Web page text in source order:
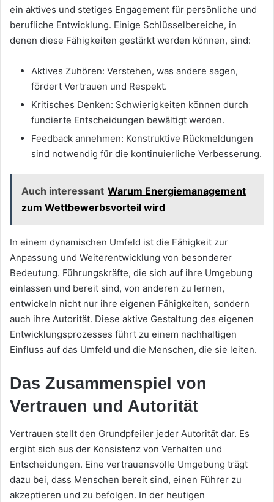
ein aktives und stetiges Engagement für persönliche und
berufliche Entwicklung. Einige Schlüsselbereiche, in
denen diese Fähigkeiten gestärkt werden können, sind:
Aktives Zuhören: Verstehen, was andere sagen,
fördert Vertrauen und Respekt.
Kritisches Denken: Schwierigkeiten können durch
fundierte Entscheidungen bewältigt werden.
Feedback annehmen: Konstruktive Rückmeldungen
sind notwendig für die kontinuierliche Verbesserung.
Auch interessant Warum Energiemanagement
zum Wettbewerbsvorteil wird
In einem dynamischen Umfeld ist die Fähigkeit zur
Anpassung und Weiterentwicklung von besonderer
Bedeutung. Führungskräfte, die sich auf ihre Umgebung
einlassen und bereit sind, von anderen zu lernen,
entwickeln nicht nur ihre eigenen Fähigkeiten, sondern
auch ihre Autorität. Diese aktive Gestaltung des eigenen
Entwicklungsprozesses führt zu einem nachhaltigen
Einfluss auf das Umfeld und die Menschen, die sie leiten.
Das Zusammenspiel von
Vertrauen und Autorität
Vertrauen stellt den Grundpfeiler jeder Autorität dar. Es
ergibt sich aus der Konsistenz von Verhalten und
Entscheidungen. Eine vertrauensvolle Umgebung trägt
dazu bei, dass Menschen bereit sind, einen Führer zu
akzeptieren und zu befolgen. In der heutigen